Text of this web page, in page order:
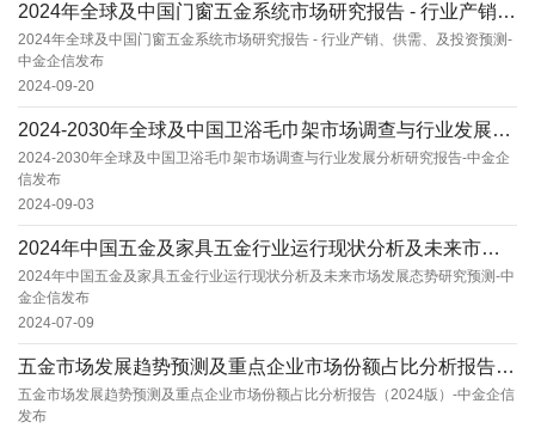
2024年全球及中国门窗五金系统市场研究报告 - 行业产销、供需、及投资预测-中金企信发布...
2024年全球及中国门窗五金系统市场研究报告 - 行业产销、供需、及投资预测-
中金企信发布
2024-09-20
2024-2030年全球及中国卫浴毛巾架市场调查与行业发展分析研究报告-中金企信发布
2024-2030年全球及中国卫浴毛巾架市场调查与行业发展分析研究报告-中金企
信发布
2024-09-03
2024年中国五金及家具五金行业运行现状分析及未来市场发展态势研究预测-中金企信发布
2024年中国五金及家具五金行业运行现状分析及未来市场发展态势研究预测-中
金企信发布
2024-07-09
五金市场发展趋势预测及重点企业市场份额占比分析报告（2024版）-中金企信发布
五金市场发展趋势预测及重点企业市场份额占比分析报告（2024版）-中金企信
发布